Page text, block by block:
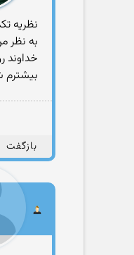
نظریه
به نظر
خداوند
بازگفت